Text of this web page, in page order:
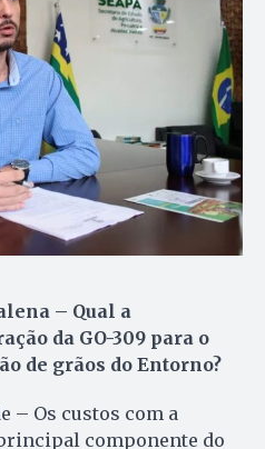
– Qual a
da GO-309 para o
de grãos do Entorno?
– Os custos com a
componente do